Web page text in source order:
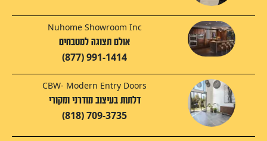
Nuhome Showroom Inc
אולם תצוגה למטבחים
(877) 991-1414
CBW- Modern Entry Doors
דלתות בעיצוב מודרני ומקורי
(818) 709-3735